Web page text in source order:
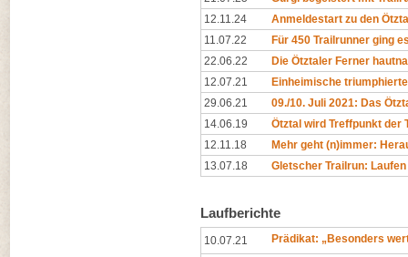
12.11.24
Anmeldestart zu den
11.07.22
Für 450 Trailrunner ging
22.06.22
Die Ötztaler Ferner
12.07.21
Einheimische
29.06.21
09./10. Juli 2021: Das
14.06.19
Ötztal wird Treffpunkt der
12.11.18
Mehr geht (n)immer:
13.07.18
Gletscher Trailrun:
Laufberichte
10.07.21 Prädikat: „Besonders